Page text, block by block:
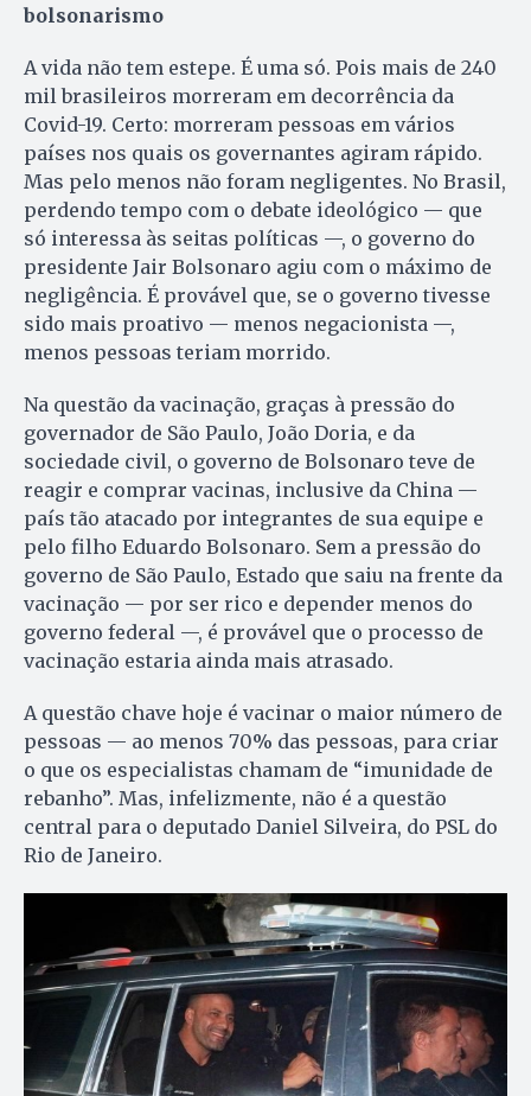
bolsonarismo
A vida não tem estepe. É uma só. Pois mais de 240
mil brasileiros morreram em decorrência da
Covid-19. Certo: morreram pessoas em vários
países nos quais os governantes agiram rápido.
Mas pelo menos não foram negligentes. No Brasil,
perdendo tempo com o debate ideológico — que
só interessa às seitas políticas —, o governo do
presidente Jair Bolsonaro agiu com o máximo de
negligência. É provável que, se o governo tivesse
sido mais proativo — menos negacionista —,
menos pessoas teriam morrido.
Na questão da vacinação, graças à pressão do
governador de São Paulo, João Doria, e da
sociedade civil, o governo de Bolsonaro teve de
reagir e comprar vacinas, inclusive da China —
país tão atacado por integrantes de sua equipe e
pelo filho Eduardo Bolsonaro. Sem a pressão do
governo de São Paulo, Estado que saiu na frente da
vacinação — por ser rico e depender menos do
governo federal —, é provável que o processo de
vacinação estaria ainda mais atrasado.
A questão chave hoje é vacinar o maior número de
pessoas — ao menos 70% das pessoas, para criar
o que os especialistas chamam de “imunidade de
rebanho”. Mas, infelizmente, não é a questão
central para o deputado Daniel Silveira, do PSL do
Rio de Janeiro.